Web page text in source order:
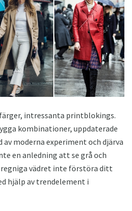
intressanta printblokings.
kombinationer, uppdaterade
moderna experiment och djärva
en anledning att se grå och
vädret inte förstöra ditt
hjälp av trendelement i